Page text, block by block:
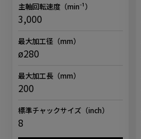
主軸回転速度 （min⁻¹）
3,000
最大加工径 （mm）
ø280
最大加工長 （mm）
200
標準チャックサイズ （inch）
8